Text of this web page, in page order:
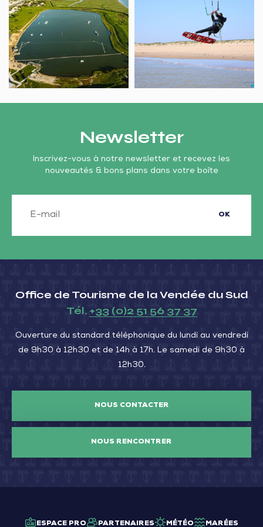
Wake
park
Newsletter
Inscrivez-vous à notre newsletter et recevez les
nouveautés & bons plans dans votre boîte
OK
Office de Tourisme de la Vendée du Sud
Tél. +33 (0)2 51 56 37 37
Ouverture du standard téléphonique du lundi au vendredi
de 9h30 à 12h30 et de 14h à 17h. Le samedi de 9h30 à
12h30.
NOUS CONTACTER
NOUS RENCONTRER
ESPACE PRO PARTENAIRES MÉTÉO MARÉES